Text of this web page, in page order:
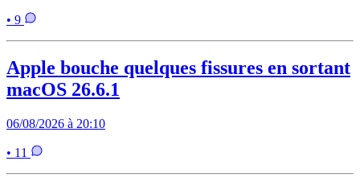
• 9
Apple bouche quelques fissures en sortant
macOS 26.6.1
06/08/2026 à 20:10
• 11